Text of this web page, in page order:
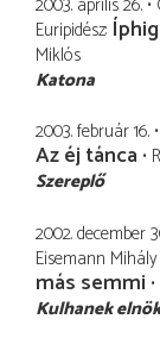
Euripidész
Miklós
Katona
2003. február 16.
Az éj tánca
Szereplő
2002. december
Eisemann
más semmi
Kulhanek elnök